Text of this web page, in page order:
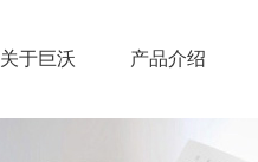
关于巨沃 产品介绍